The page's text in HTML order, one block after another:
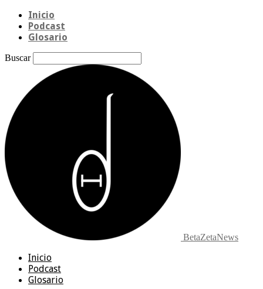
Inicio
Podcast
Glosario
Buscar
BetaZetaNews
Inicio
Podcast
Glosario